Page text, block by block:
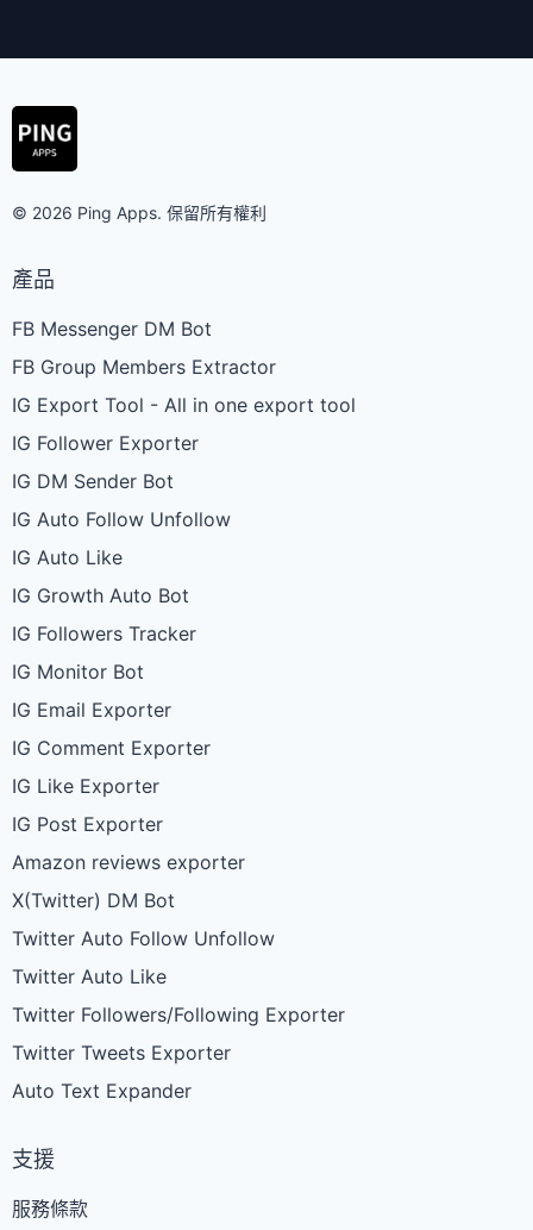
© 2026 Ping Apps. 保留所有權利
產品
FB Messenger DM Bot
FB Group Members Extractor
IG Export Tool - All in one export tool
IG Follower Exporter
IG DM Sender Bot
IG Auto Follow Unfollow
IG Auto Like
IG Growth Auto Bot
IG Followers Tracker
IG Monitor Bot
IG Email Exporter
IG Comment Exporter
IG Like Exporter
IG Post Exporter
Amazon reviews exporter
X(Twitter) DM Bot
Twitter Auto Follow Unfollow
Twitter Auto Like
Twitter Followers/Following Exporter
Twitter Tweets Exporter
Auto Text Expander
支援
服務條款